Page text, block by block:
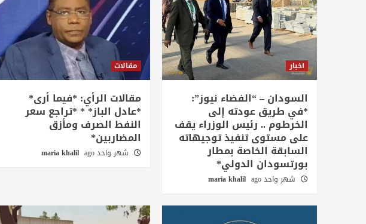
اخبار
السودان – “الفضاء نيوز”:
*في طريق عودته إلى
الخرطوم .. رئيس الوزراء يقف
على مستوى تنفيذ توجيهاته
السابقة الخاصة بمطار
بورتسودان الدولي*
شهر واحد ago maria khalil
مقالات
مقالات الرأي: *فيما أرى*
*عادل الباز* * *تراجع سعر
النفط الصرف ومأزق
المضاربين*
شهر واحد ago maria khalil